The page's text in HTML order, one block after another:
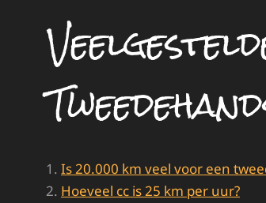
Is 20.000 km veel voor een
Hoeveel cc is 25 km per uur?